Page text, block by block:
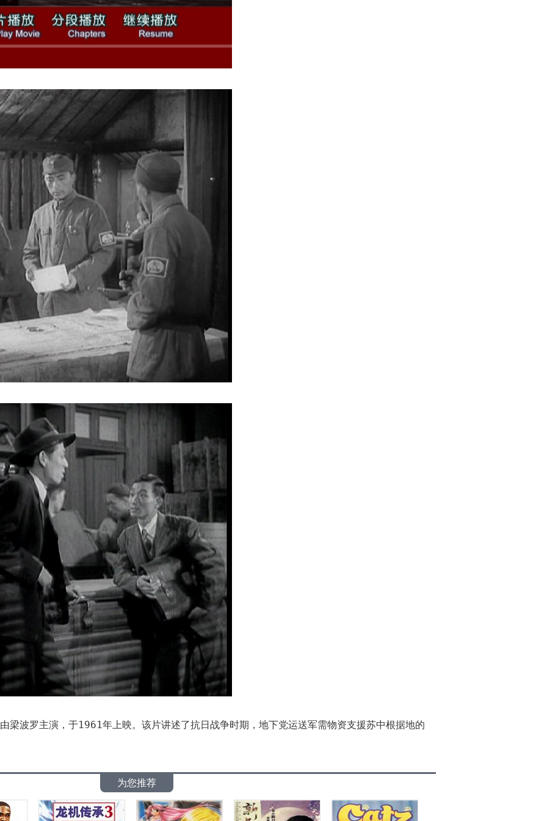
梁波罗主演，于1961年上映。该片讲述了抗日战争时期，地下党运送军需物资支援苏中根据地的
为您推荐